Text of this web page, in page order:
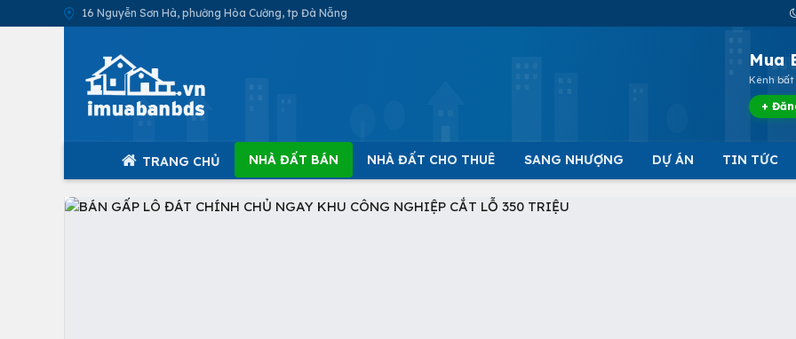
16 Nguyễn Sơn Hà, phường Hòa Cường, tp Đà Nẵng
Mua
Kênh
+
TRANG CHỦ NHÀ ĐẤT BÁN NHÀ ĐẤT CHO THUÊ SANG NHƯỢNG DỰ ÁN TIN TỨC